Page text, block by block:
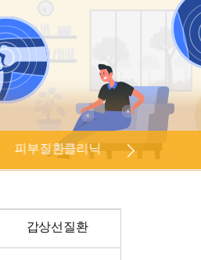
한의원 소개
원내지도
진료시간
오시는길
협력업체 소개
피부질환클리닉
갑상선질환